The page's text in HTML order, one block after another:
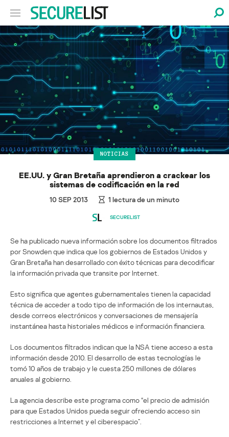
NOTICIAS
EE.UU. y Gran Bretaña aprendieron a crackear los
sistemas de codificación en la red
10 SEP 2013 1 lectura de un minuto
SECURELIST
Se ha publicado nueva información sobre los documentos filtrados
por Snowden que indica que los gobiernos de Estados Unidos y
Gran Bretaña han desarrollado con éxito técnicas para decodificar
la información privada que transite por Internet.
Esto significa que agentes gubernamentales tienen la capacidad
técnica de acceder a todo tipo de información de los internautas,
desde correos electrónicos y conversaciones de mensajería
instantánea hasta historiales médicos e información financiera.
Los documentos filtrados indican que la NSA tiene acceso a esta
información desde 2010. El desarrollo de estas tecnologías le
tomó 10 años de trabajo y le cuesta 250 millones de dólares
anuales al gobierno.
La agencia describe este programa como “el precio de admisión
para que Estados Unidos pueda seguir ofreciendo acceso sin
restricciones a Internet y el ciberespacio”.